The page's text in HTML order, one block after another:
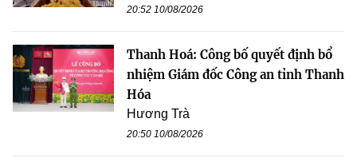
20:52 10/08/2026
Thanh Hoá: Công bố quyết định bổ
nhiệm Giám đốc Công an tỉnh Thanh
Hóa
Hương Trà
20:50 10/08/2026